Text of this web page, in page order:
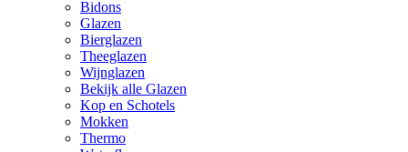
Bidons
Glazen
Bierglazen
Theeglazen
Wijnglazen
Bekijk alle Glazen
Kop en Schotels
Mokken
Thermo